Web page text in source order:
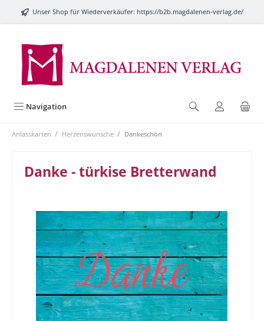
springenUnser Shop für Wiederverkäufer: https://b2b.magdalenen-verlag.de/
Navigation
Anlasskarten / Herzenswünsche / Dankeschön
Danke - türkise Bretterwand
Bildergalerie überspringen